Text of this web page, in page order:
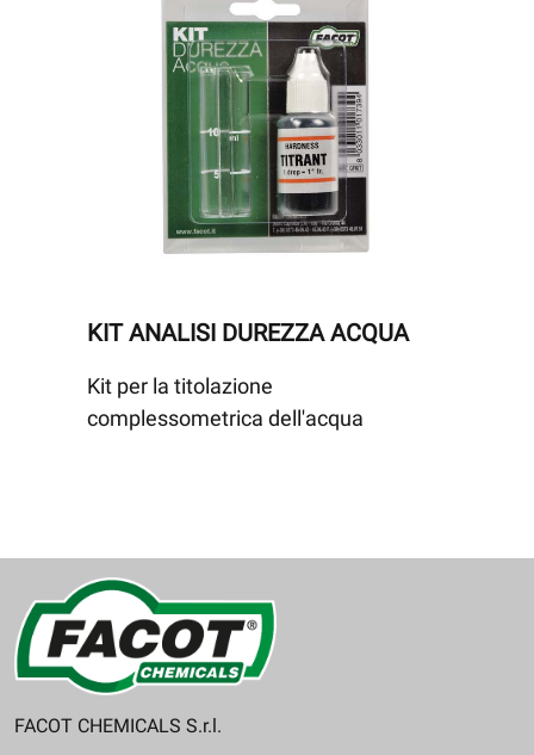
KIT ANALISI DUREZZA ACQUA
Kit per la titolazione
complessometrica dell'acqua
FACOT CHEMICALS S.r.l.